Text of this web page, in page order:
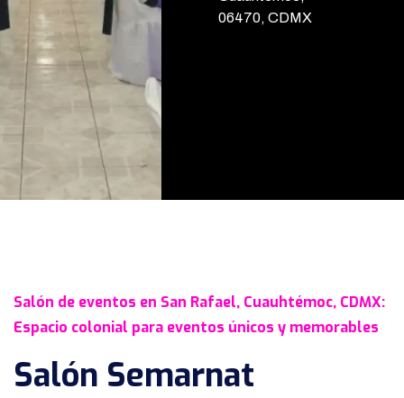
06470, CDMX
Salón de eventos en San Rafael, Cuauhtémoc, CDMX:
Espacio colonial para eventos únicos y memorables
Salón Semarnat